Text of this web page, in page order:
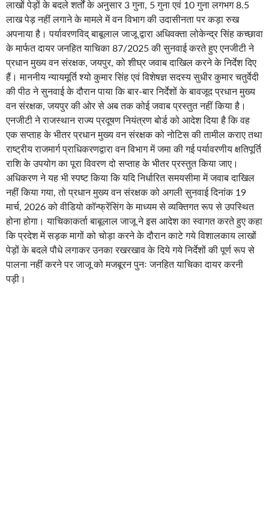
लाखों पेड़ों के बदले शर्तों के अनुसार 3 गुना, 5 गुना एवं 10 गुना लगभग 8.5
लाख पेड़ नहीं लगाने के मामले में वन विभाग की उदासीनता पर कड़ा रुख
अपनाया है। पर्यावरणविद् बाबूलाल जाजू द्वारा अधिवक्ता लोकेन्द्र सिंह कच्छावा
के मार्फत दायर जनहित याचिका 87/2025 की सुनवाई करते हुए एनजीटी ने
प्रधान मुख्य वन संरक्षक, जयपुर, को शीघ्र जवाब दाखिल करने के निर्देश दिए
हैं। माननीय न्यायमूर्ति श्यो कुमार सिंह एवं विशेषज्ञ सदस्य सुधीर कुमार चतुर्वेदी
की पीठ ने सुनवाई के दौरान पाया कि बार-बार निर्देशों के बावजूद प्रधान मुख्य
वन संरक्षक, जयपुर की ओर से अब तक कोई जवाब प्रस्तुत नहीं किया है।
एनजीटी ने राजस्थान राज्य प्रदूषण नियंत्रण बोर्ड को आदेश दिया है कि वह
एक सप्ताह के भीतर प्रधान मुख्य वन संरक्षक को नोटिस की तामील कराए तथा
राष्ट्रीय राजमार्ग प्राधिकरणद्वारा वन विभाग में जमा की गई पर्यावरणीय क्षतिपूर्ति
राशि के उपयोग का पूरा विवरण दो सप्ताह के भीतर प्रस्तुत किया जाए।
अधिकरण ने यह भी स्पष्ट किया कि यदि निर्धारित समयसीमा में जवाब दाखिल
नहीं किया गया, तो प्रधान मुख्य वन संरक्षक को अगली सुनवाई दिनांक 19
मार्च, 2026 को वीडियो कॉन्फ्रेंसिंग के माध्यम से व्यक्तिगत रूप से उपस्थित
होना होगा। याचिकाकर्ता बाबूलाल जाजू ने इस आदेश का स्वागत करते हुए कहा
कि प्रदेश में सड़क मागों को चोड़ा करने के दौरान काटे गये विशालकाय लाखों
पेड़ों के बदले पौधे लगाकर उनका रखरखाव के दिये गये निर्देशों की पूर्ण रूप से
पालना नहीं करने पर जाजू को मजबूरन पुनः जनहित याचिका दायर करनी
पड़ी।